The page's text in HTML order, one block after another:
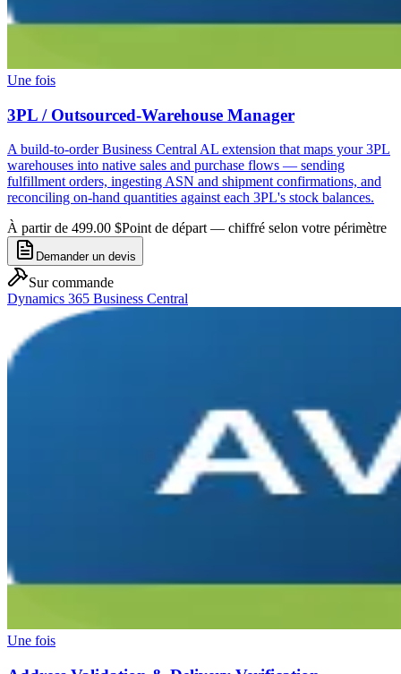
Une fois
3PL / Outsourced-Warehouse Manager
A build-to-order Business Central AL extension that maps your 3PL
warehouses into native sales and purchase flows — sending
fulfillment orders, ingesting ASN and shipment confirmations, and
reconciling on-hand quantities against each 3PL's stock balances.
À partir de 499.00 $Point de départ — chiffré selon votre périmètre
Demander un devis
Sur commande
Dynamics 365 Business Central
Une fois